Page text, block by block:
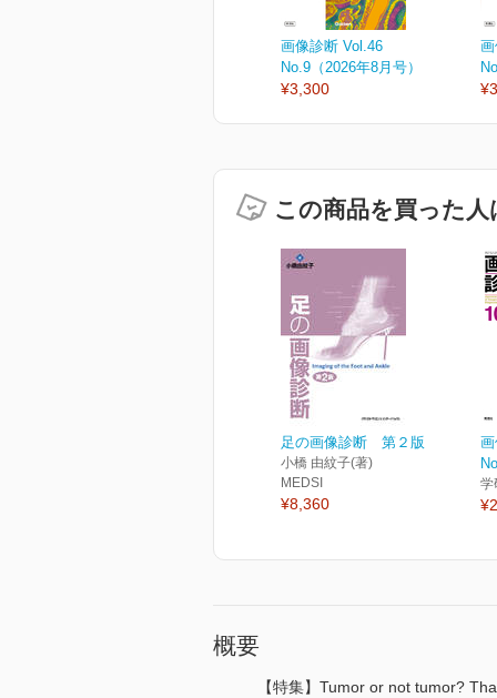
画像診断 Vol.46
No.9（2026年8月号）
¥3,300
この商品を買った
足の画像診断 第２版
小橋 由紋子(著)
MEDSI
¥8,360
学
概要
【特集】Tumor or not tumor?